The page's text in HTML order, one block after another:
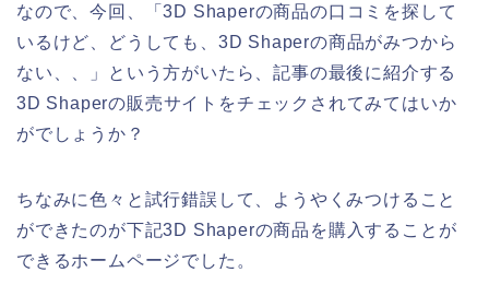
なので、今回、「3D Shaperの商品の口コミを探して
いるけど、どうしても、3D Shaperの商品がみつから
ない、、」という方がいたら、記事の最後に紹介する
3D Shaperの販売サイトをチェックされてみてはいか
がでしょうか？
ちなみに色々と試行錯誤して、ようやくみつけること
ができたのが下記3D Shaperの商品を購入することが
できるホームページでした。